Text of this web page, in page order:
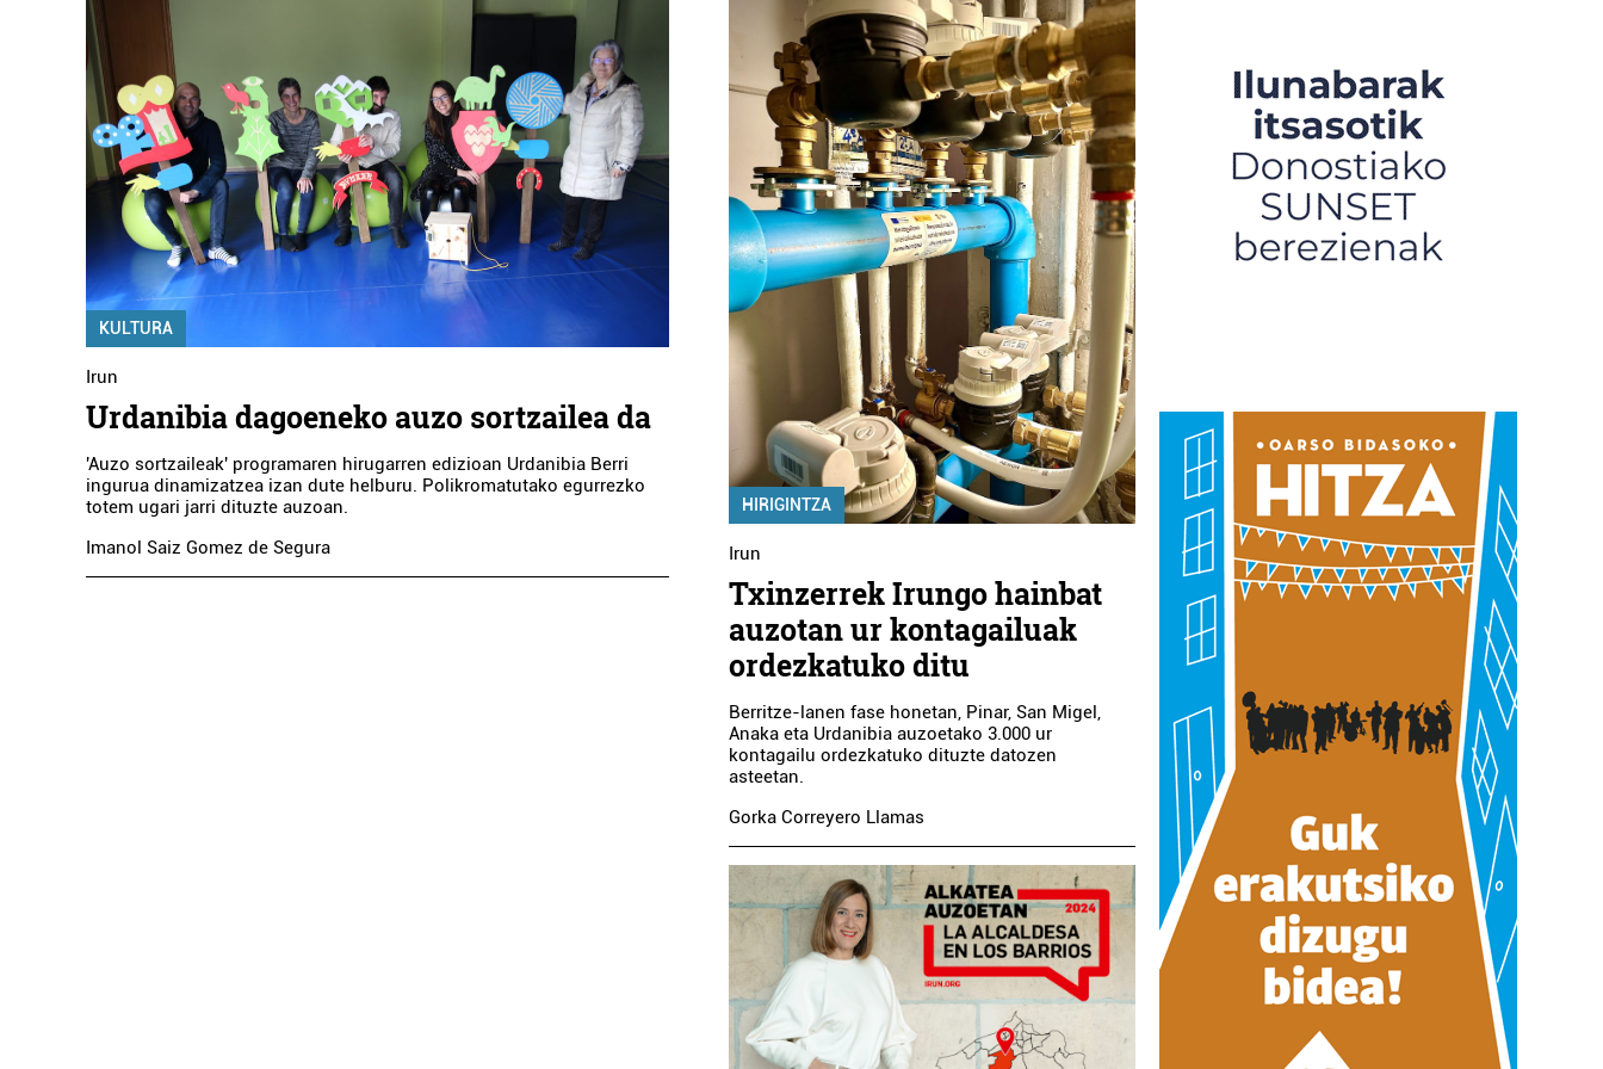
KULTURA
Irun
Urdanibia dagoeneko auzo sortzailea da
'Auzo sortzaileak' programaren hirugarren edizioan Urdanibia Berri
ingurua dinamizatzea izan dute helburu. Polikromatutako egurrezko
totem ugari jarri dituzte auzoan.
Imanol Saiz Gomez de Segura
HIRIGINTZA
Irun
Txinzerrek Irungo hainbat
auzotan ur kontagailuak
ordezkatuko ditu
Berritze-lanen fase honetan, Pinar, San Migel,
Anaka eta Urdanibia auzoetako 3.000 ur
kontagailu ordezkatuko dituzte datozen
asteetan.
Gorka Correyero Llamas